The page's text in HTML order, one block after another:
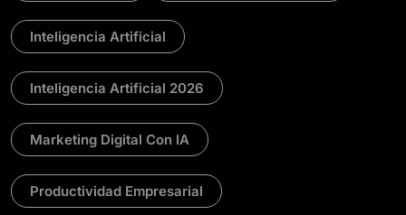
Inteligencia Artificial
Inteligencia Artificial 2026
Marketing Digital Con IA
Productividad Empresarial